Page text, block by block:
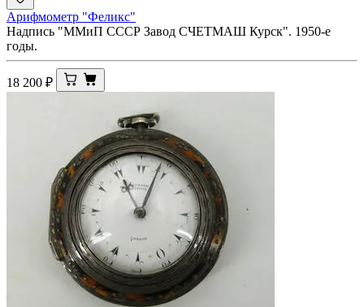
Арифмометр "Феликс"
Надпись "ММиП СССР Завод СЧЕТМАШ Курск". 1950-е
годы.
18 200 ₽